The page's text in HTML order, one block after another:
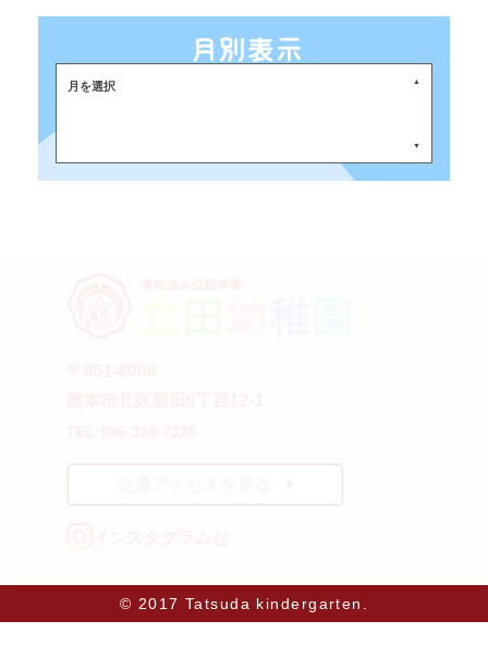
月を選択
© 2017 Tatsuda kindergarten.